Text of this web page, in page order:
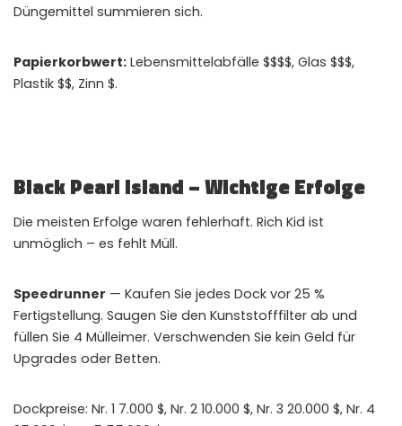
Düngemittel summieren sich.
Papierkorbwert: Lebensmittelabfälle $$$$, Glas $$$,
Plastik $$, Zinn $.
Black Pearl Island – Wichtige Erfolge
Die meisten Erfolge waren fehlerhaft. Rich Kid ist
unmöglich – es fehlt Müll.
Speedrunner — Kaufen Sie jedes Dock vor 25 %
Fertigstellung. Saugen Sie den Kunststofffilter ab und
füllen Sie 4 Mülleimer. Verschwenden Sie kein Geld für
Upgrades oder Betten.
Dockpreise: Nr. 1 7.000 $, Nr. 2 10.000 $, Nr. 3 20.000 $, Nr. 4